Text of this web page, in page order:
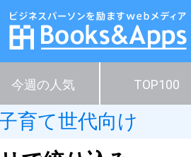
今週の人気 TOP100
育て世代向け